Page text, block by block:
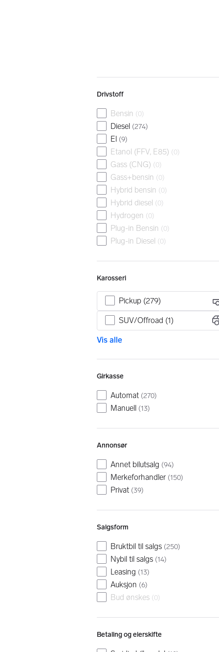
Drivstoff
Bensin (0)
Diesel (274)
El (9)
Etanol (FFV, E85) (0)
Gass (CNG) (0)
Gass+bensin (0)
Hybrid bensin (0)
Hybrid diesel (0)
Hydrogen (0)
Plug-in Bensin (0)
Plug-in Diesel (0)
Karosseri
Pickup (279)
SUV/Offroad (1)
Vis alle
Girkasse
Automat (270)
Manuell (13)
Annonsør
Annet bilutsalg (94)
Merkeforhandler (150)
Privat (39)
Salgsform
Bruktbil til salgs (250)
Nybil til salgs (14)
Leasing (13)
Auksjon (6)
Bud ønskes (0)
Betaling og eierskifte